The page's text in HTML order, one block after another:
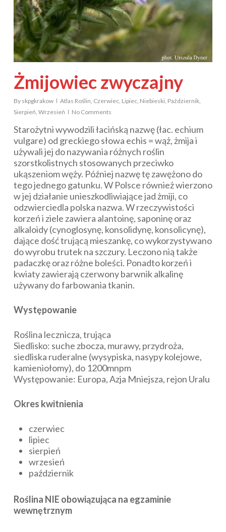
Żmijowiec zwyczajny
By skpgkrakow Atlas Roślin Czerwiec, Lipiec, Niebieski Październik,
Sierpień Wrzesień No Comments
Starożytni wywodzili łacińską nazwę (łac. echium
vulgare) od greckiego słowa echis = wąż, żmija i
używali jej do nazywania różnych roślin
szorstkolistnych stosowanych przeciwko
ukąszeniom węży. Później nazwę tę zawężono do
tego jednego gatunku. W Polsce również wierzono
w jej działanie unieszkodliwiające jad żmiji, co
odzwierciedla polska nazwa. W rzeczywistości
korzeń i ziele zawiera alantoinę, saponinę oraz
alkaloidy (cynoglosynę, konsolidynę, konsolicynę),
dające dość trującą mieszankę, co wykorzystywano
do wyrobu trutek na szczury. Leczono nią także
padaczkę oraz różne boleści. Ponadto korzeń i
kwiaty zawierają czerwony barwnik alkalinę
używany do farbowania tkanin.
Występowanie
Roślina lecznicza, trująca
Siedlisko: suche zbocza, murawy, przydroża,
siedliska ruderalne (wysypiska, nasypy kolejowe,
kamieniołomy), do 1200mnpm
Występowanie: Europa, Azja Mniejsza, rejon Uralu
Okres kwitnienia
czerwiec
lipiec
sierpień
wrzesień
październik
Roślina NIE obowiązująca na egzaminie
wewnętrznym